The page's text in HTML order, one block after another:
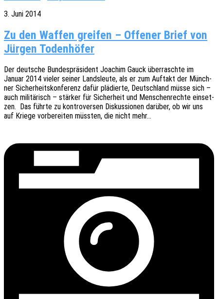
3. Juni 2014
Zu den Waffen greifen – Offener Brief von
Jürgen Todenhöfer
Der deut­sche Bundes­prä­si­dent Joachim Gauck über­rasch­te im
Januar 2014 vieler seiner Lands­leu­te, als er zum Auftakt der Münch­
ner Sicher­heits­kon­fe­renz dafür plädier­te, Deutsch­land müsse sich –
auch mili­tä­risch – stär­ker für Sicher­heit und Menschen­rech­te einset­
zen. Das führte zu kontro­ver­sen Diskus­sio­nen darüber, ob wir uns
auf Kriege vorbe­rei­ten müss­ten, die nicht mehr…